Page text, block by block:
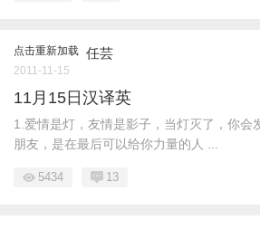
点击重新加载 任芸
2011-11-15
11月15日汉译英
1.爱情是灯，友情是影子，当灯灭了，你会
朋友，是在最后可以给你力量的人 ...
5434 13